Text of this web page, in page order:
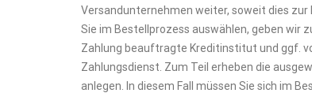
Versandunternehmen weiter, soweit dies
Sie im Bestellprozess auswählen, geben wir
Zahlung beauftragte Kreditinstitut und ggf.
Zahlungsdienst. Zum Teil erheben die
anlegen. In diesem Fall müssen Sie sich im